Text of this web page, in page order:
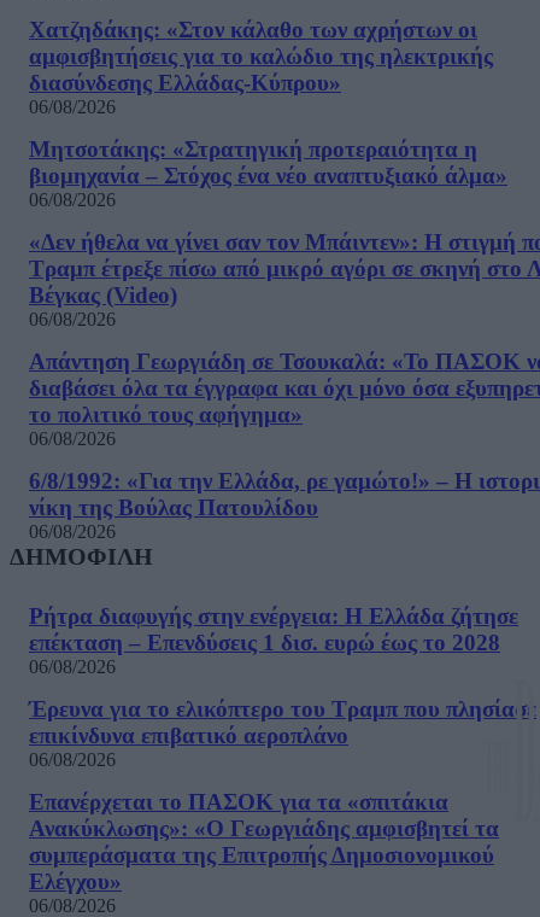
Χατζηδάκης: «Στον κάλαθο των αχρήστων οι
αμφισβητήσεις για το καλώδιο της ηλεκτρικής
διασύνδεσης Ελλάδας-Κύπρου»
06/08/2026
Μητσοτάκης: «Στρατηγική προτεραιότητα η
βιομηχανία – Στόχος ένα νέο αναπτυξιακό άλμα»
06/08/2026
«Δεν ήθελα να γίνει σαν τον Μπάιντεν»: Η στιγμή
Τραμπ έτρεξε πίσω από μικρό αγόρι σε σκηνή στο
Βέγκας (Video)
06/08/2026
Απάντηση Γεωργιάδη σε Τσουκαλά: «Το ΠΑΣΟΚ
διαβάσει όλα τα έγγραφα και όχι μόνο όσα
το πολιτικό τους αφήγημα»
06/08/2026
6/8/1992: «Για την Ελλάδα, ρε γαμώτο!» – Η
νίκη της Βούλας Πατουλίδου
06/08/2026
ΔΗΜΟΦΙΛΗ
Ρήτρα διαφυγής στην ενέργεια: Η Ελλάδα ζήτησε
επέκταση – Επενδύσεις 1 δισ. ευρώ έως το 2028
06/08/2026
Έρευνα για το ελικόπτερο του Τραμπ που πλησίασε
επικίνδυνα επιβατικό αεροπλάνο
06/08/2026
Επανέρχεται το ΠΑΣΟΚ για τα «σπιτάκια
Ανακύκλωσης»: «Ο Γεωργιάδης αμφισβητεί τα
συμπεράσματα της Επιτροπής Δημοσιονομικού
Ελέγχου»
06/08/2026